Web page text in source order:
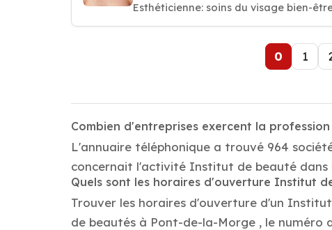
Esthéticienne: soins du
0 1
Combien d'entreprises exercent la
L'annuaire téléphonique a trouvé 964
concernait l'activité Institut de beauté dans
Quels sont les horaires d'ouverture Institut
Trouver les horaires d'ouverture d'un
de beautés à Pont-de-la-Morge , le numéro